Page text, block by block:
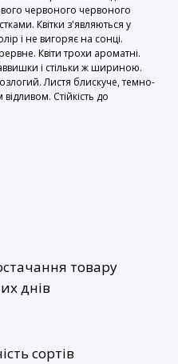
червоного червоного
Квітки з'являються у
і не вигоряє на сонці.
Квіти трохи ароматні.
і стільки ж шириною.
Листя блискуче, темно-
Стійкість до
товару
днів
сортів